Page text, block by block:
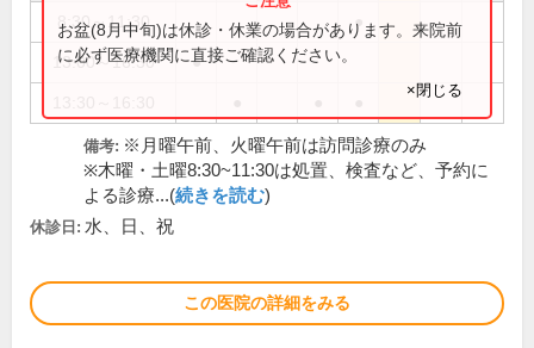
8:30～11:30 ●
13:00～16:30 ●
お盆(8月中旬)は休診・休業の場合があります。来院前
に必ず医療機関に直接ご確認ください。
×閉じる
備考: ※月曜午前、火曜午前は訪問診療のみ
※木曜・土曜8:30~11:30は処置、検査など、予約に
よる診療...(続きを読む)
休診日: 水、日、祝
この医院の詳細をみる